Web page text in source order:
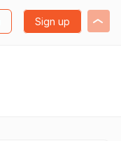
Sign up